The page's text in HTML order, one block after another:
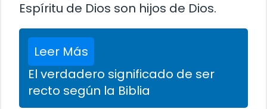
Espíritu de Dios son hijos de Dios.
Leer Más
El verdadero significado de ser
recto según la Biblia